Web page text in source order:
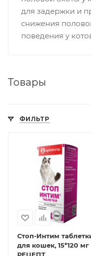
для задержки и
снижения
поведения у
Товары
ФИЛЬТР
Стоп-Интим
для кошек, 15*120 мг